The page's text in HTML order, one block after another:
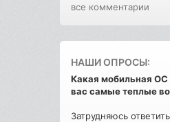
все комментарии
НАШИ ОПРОСЫ:
Какая мобильная ОС
вас самые теплые
Затрудняюсь